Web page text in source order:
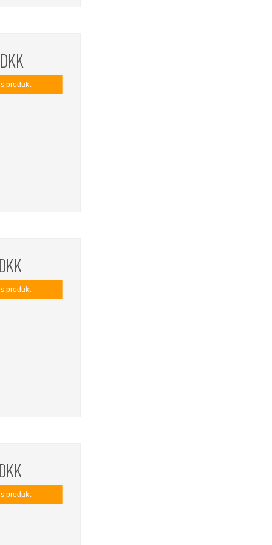
produkt
produkt
produkt